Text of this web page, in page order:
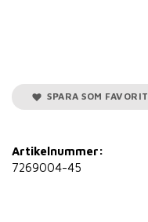
SPARA SOM FAVORIT
Artikelnummer:
7269004-45